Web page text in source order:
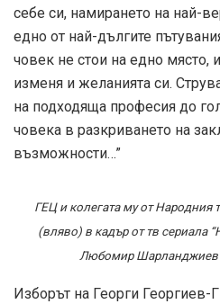
себе си, намирането на най-
едно от най-дългите
човек не стои на едно място,
изменя и желанията си.
на подходяща професия до
човека в разкриването на
възможности…”
ГЕЦ и колегата му от Народния
(вляво) в кадър от тв сериала
Любомир Шарланджиев
Изборът на Георги